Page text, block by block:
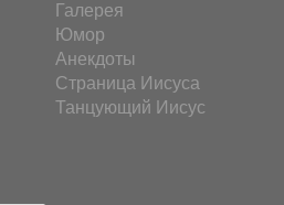
Галерея
Юмор
Анекдоты
Страница Иисуса
Танцующий Иисус